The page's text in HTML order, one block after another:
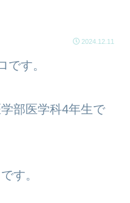
2024.12.11
です。
部医学科4年生で
す。